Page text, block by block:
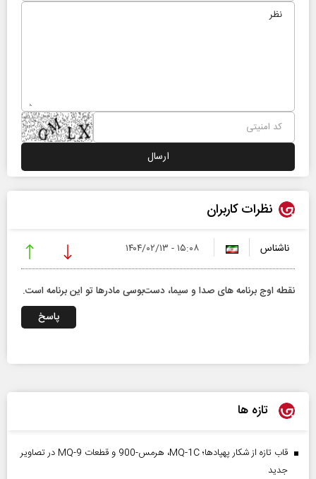
نظرات کاربران
ناشناس ۱۵:۰۸ - ۱۴۰۴/۰۲/۱۳
نقطه اوج برنامه های صدا و سیما، دست‌بوسی مادرها تو این برنامه است.
پاسخ
تازه ها
قاب تازه از شکار پهپادها؛ MQ-1C، هرمس-900 و قطعات MQ-9 در تصاویر
جدید